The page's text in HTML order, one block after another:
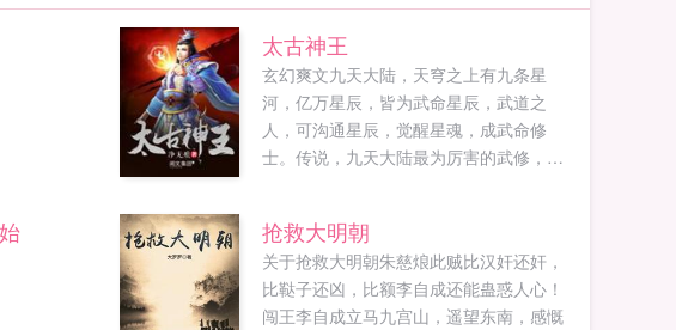
太古神王
玄幻爽文九天大陆，天穹之上有九条星
河，亿万星辰，皆为武命星辰，武道之
人，可沟通星辰，觉醒星魂，成武命修
士。传说，九天大陆最为厉害的武修，每
自己的武命星辰，化身通天彻地的太古神
王。亿万生灵诸天万界，秦问天笑看苍
天，他要做天空，最亮的那颗星辰...
抢救大明朝
关于抢救大明朝朱慈烺此贼比汉奸还奸，
比鞑子还凶，比额李自成还能蛊惑人心！
闯王李自成立马九宫山，遥望东南，感慨